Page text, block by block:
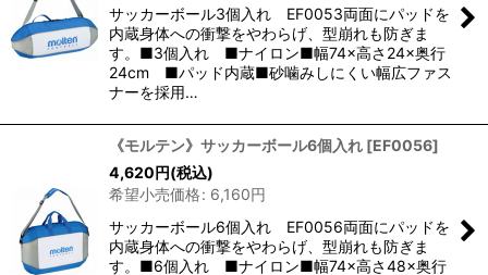
サッカーボール3個入れ EF0053両面にパッドを
内蔵身体への衝撃をやわらげ、型崩れも防ぎま
す。■3個入れ ■ナイロン■幅74×高さ24×奥行
24cm ■パッド内蔵■砂噛みしにくい幅広ファス
ナーを採用…
《モルテン》サッカーボール6個入れ [EF0056]
4,620円(税込)
希望小売価格: 6,160円
サッカーボール6個入れ EF0056両面にパッドを
内蔵身体への衝撃をやわらげ、型崩れも防ぎま
す。■6個入れ ■ナイロン■幅74×高さ48×奥行